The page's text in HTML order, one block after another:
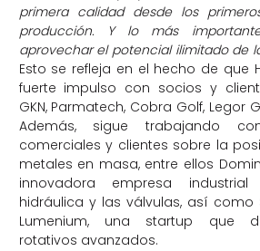
primera calidad desde los
producción. Y lo más
aprovechar el potencial ilimitado de
Esto se refleja en el hecho de que
fuerte impulso con socios y
GKN, Parmatech, Cobra Golf, Legor
Además, sigue trabajando
comerciales y clientes sobre la
metales en masa, entre ellos
innovadora empresa
hidráulica y las válvulas, así como
Lumenium, una startup que
rotativos avanzados.